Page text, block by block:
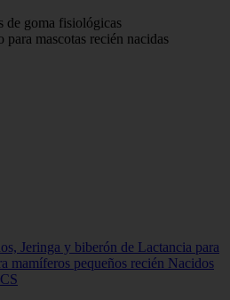
de goma fisiológicas
mascotas recién nacidas
Jeringa y biberón de Lactancia para
mamíferos pequeños recién Nacidos